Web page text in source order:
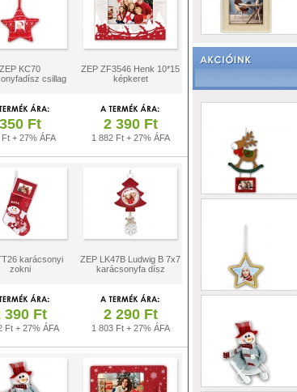
ZEP KC70
csillag
ZEP ZF3546 Henk 10*15
képkeret
350 Ft
+ 27% ÁFA
2 390 Ft
1 882 Ft + 27% ÁFA
karácsonyi
zokni
ZEP LK47B Ludwig B 7x7
karácsonyfa dísz
390 Ft
Ft + 27% ÁFA
2 290 Ft
1 803 Ft + 27% ÁFA